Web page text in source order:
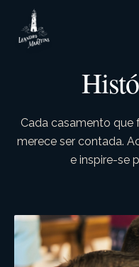
Pular para o conteúdo
Cada casamento que
merece ser contada.
e inspire-se